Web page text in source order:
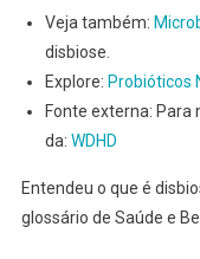
Veja também:
disbiose.
Explore: Probióticos
Fonte externa:
da: WDHD
Entendeu o que é
glossário de Saúde e